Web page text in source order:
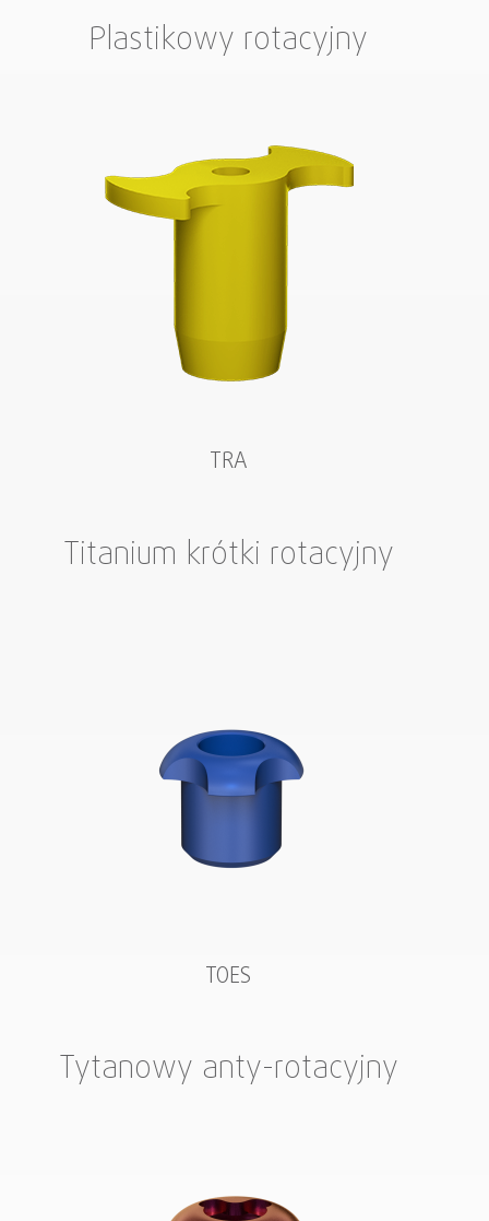
Plastikowy rotacyjny
TRA
Titanium krótki rotacyjny
TOES
Tytanowy anty-rotacyjny